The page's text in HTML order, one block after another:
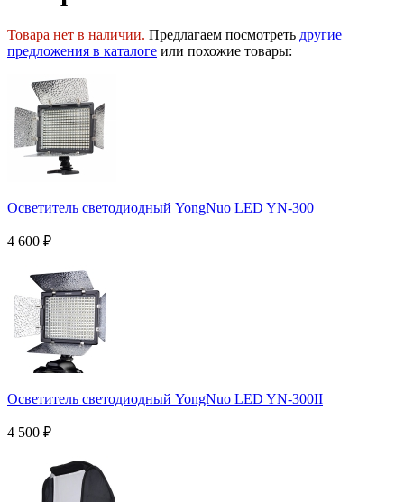
Товара нет в наличии. Предлагаем посмотреть другие
предложения в каталоге или похожие товары:
Осветитель светодиодный YongNuo LED YN-300
4 600 ₽
Осветитель светодиодный YongNuo LED YN-300II
4 500 ₽